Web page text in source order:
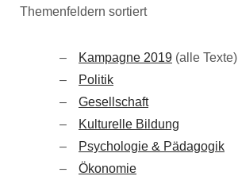
Themenfeldern sortiert
Kampagne 2019 (alle Texte)
Politik
Gesellschaft
Kulturelle Bildung
Psychologie & Pädagogik
Ökonomie